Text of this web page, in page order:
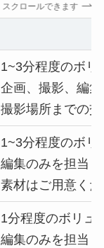
スクロールできます
1~3分程度のボリ
企画、撮影、編
撮影場所までの
1~3分程度のボリ
編集のみを担当
素材はご用意く
1分程度のボリュ
編集のみを担当